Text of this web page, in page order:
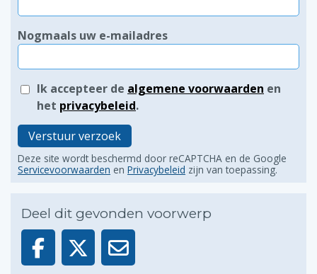
Nogmaals uw e-mailadres
Ik accepteer de algemene voorwaarden en
het privacybeleid.
Verstuur verzoek
Deze site wordt beschermd door reCAPTCHA en de Google
Servicevoorwaarden en Privacybeleid zijn van toepassing.
Deel dit gevonden voorwerp